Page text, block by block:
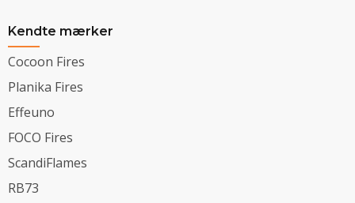
Kendte mærker
Cocoon Fires
Planika Fires
Effeuno
FOCO Fires
ScandiFlames
RB73